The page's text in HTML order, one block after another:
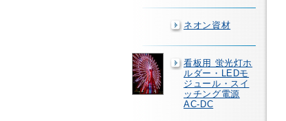
ネオン資材
看板用 蛍光灯ホ
ルダー・LEDモ
ジュール・スイ
ッチング電源
AC-DC